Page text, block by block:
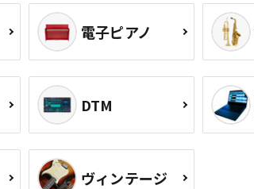
電子ピアノ
DTM
ヴィンテージ